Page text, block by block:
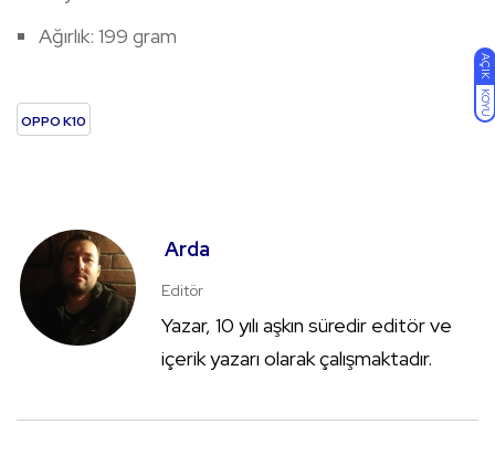
AÇIK
KOYU
Ağırlık: 199 gram
OPPO K10
Arda
Editör
Yazar, 10 yılı aşkın süredir editör ve
içerik yazarı olarak çalışmaktadır.